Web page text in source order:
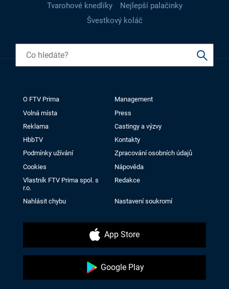
Tvarohové knedlíky
Nejlepší palačinky
Švestkový koláč
O FTV Prima
Management
Volná místa
Press
Reklama
Castingy a výzvy
HbbTV
Kontakty
Podmínky užívání
Zpracování osobních údajů
Cookies
Nápověda
Vlastník FTV Prima spol. s
r.o.
Redakce
Nahlásit chybu Nastavení soukromí
App Store
Google Play